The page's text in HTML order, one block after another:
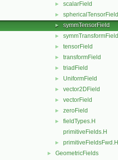
► scalarField
► sphericalTensorField
► symmTensorField
► symmTransformField
► tensorField
► transformField
► triadField
► UniformField
► vector2DField
► vectorField
► zeroField
►
fieldTypes.H
primitiveFields.H
► primitiveFieldsFwd.H
► GeometricFields